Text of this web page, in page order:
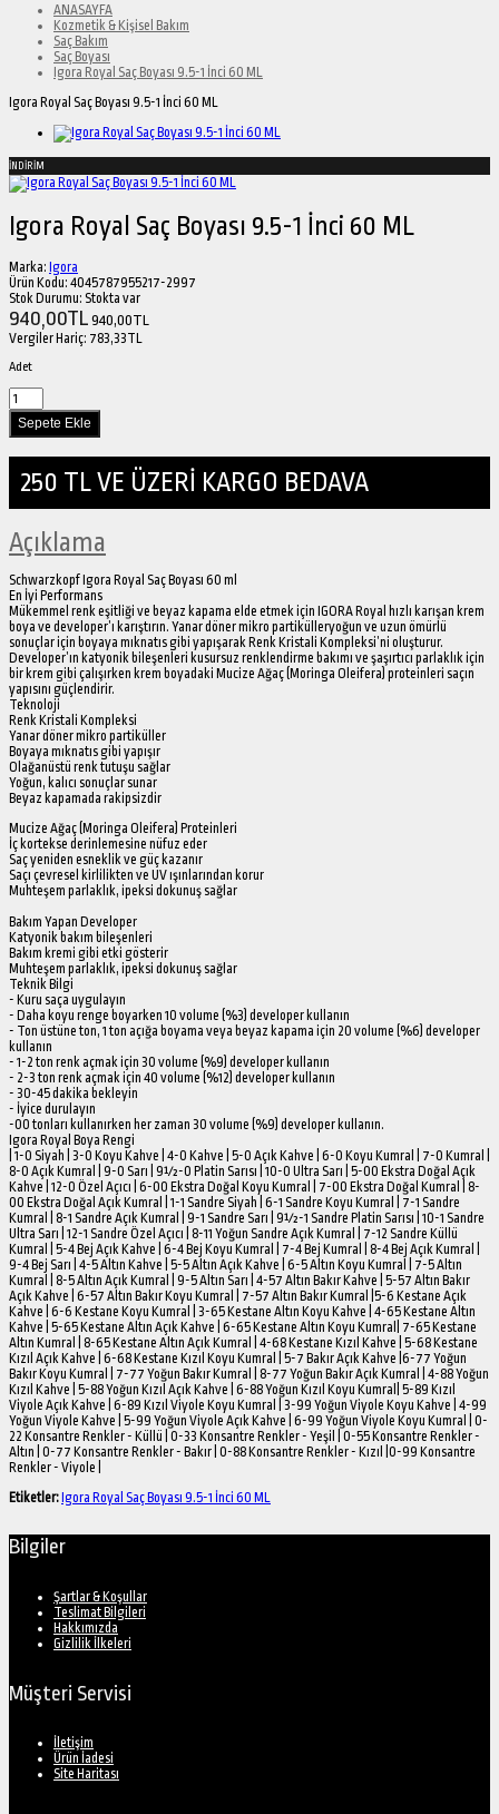
ANASAYFA
Kozmetik & Kişisel Bakım
Saç Bakım
Saç Boyası
Igora Royal Saç Boyası 9.5-1 İnci 60 ML
Igora Royal Saç Boyası 9.5-1 İnci 60 ML
İNDİRİM
Igora Royal Saç Boyası 9.5-1 İnci 60 ML
Marka: Igora
Ürün Kodu: 4045787955217-2997
Stok Durumu: Stokta var
940,00TL 940,00TL
Vergiler Hariç: 783,33TL
Adet
250 TL VE ÜZERİ KARGO BEDAVA
Açıklama
Schwarzkopf Igora Royal Saç Boyası 60 ml
En İyi Performans
Mükemmel renk eşitliği ve beyaz kapama elde etmek için IGORA Royal hızlı karışan krem
boya ve developer’ı karıştırın. Yanar döner mikro partikülleryoğun ve uzun ömürlü
sonuçlar için boyaya mıknatıs gibi yapışarak Renk Kristali Kompleksi’ni oluşturur.
Developer’ın katyonik bileşenleri kusursuz renklendirme bakımı ve şaşırtıcı parlaklık için
bir krem gibi çalışırken krem boyadaki Mucize Ağaç (Moringa Oleifera) proteinleri saçın
yapısını güçlendirir.
Teknoloji
Renk Kristali Kompleksi
Yanar döner mikro partiküller
Boyaya mıknatıs gibi yapışır
Olağanüstü renk tutuşu sağlar
Yoğun, kalıcı sonuçlar sunar
Beyaz kapamada rakipsizdir
Mucize Ağaç (Moringa Oleifera) Proteinleri
İç kortekse derinlemesine nüfuz eder
Saç yeniden esneklik ve güç kazanır
Saçı çevresel kirlilikten ve UV ışınlarından korur
Muhteşem parlaklık, ipeksi dokunuş sağlar
Bakım Yapan Developer
Katyonik bakım bileşenleri
Bakım kremi gibi etki gösterir
Muhteşem parlaklık, ipeksi dokunuş sağlar
Teknik Bilgi
- Kuru saça uygulayın
- Daha koyu renge boyarken 10 volume (%3) developer kullanın
- Ton üstüne ton, 1 ton açığa boyama veya beyaz kapama için 20 volume (%6) developer
kullanın
- 1-2 ton renk açmak için 30 volume (%9) developer kullanın
- 2-3 ton renk açmak için 40 volume (%12) developer kullanın
- 30-45 dakika bekleyin
- İyice durulayın
-00 tonları kullanırken her zaman 30 volume (%9) developer kullanın.
Igora Royal Boya Rengi
| 1-0 Siyah | 3-0 Koyu Kahve | 4-0 Kahve | 5-0 Açık Kahve | 6-0 Koyu Kumral | 7-0 Kumral |
8-0 Açık Kumral | 9-0 Sarı | 9½-0 Platin Sarısı | 10-0 Ultra Sarı | 5-00 Ekstra Doğal Açık
Kahve | 12-0 Özel Açıcı | 6-00 Ekstra Doğal Koyu Kumral | 7-00 Ekstra Doğal Kumral | 8-
00 Ekstra Doğal Açık Kumral | 1-1 Sandre Siyah | 6-1 Sandre Koyu Kumral | 7-1 Sandre
Kumral | 8-1 Sandre Açık Kumral | 9-1 Sandre Sarı | 9½-1 Sandre Platin Sarısı | 10-1 Sandre
Ultra Sarı | 12-1 Sandre Özel Açıcı | 8-11 Yoğun Sandre Açık Kumral | 7-12 Sandre Küllü
Kumral | 5-4 Bej Açık Kahve | 6-4 Bej Koyu Kumral | 7-4 Bej Kumral | 8-4 Bej Açık Kumral |
9-4 Bej Sarı | 4-5 Altın Kahve | 5-5 Altın Açık Kahve | 6-5 Altın Koyu Kumral | 7-5 Altın
Kumral | 8-5 Altın Açık Kumral | 9-5 Altın Sarı | 4-57 Altın Bakır Kahve | 5-57 Altın Bakır
Açık Kahve | 6-57 Altın Bakır Koyu Kumral | 7-57 Altın Bakır Kumral |5-6 Kestane Açık
Kahve | 6-6 Kestane Koyu Kumral | 3-65 Kestane Altın Koyu Kahve | 4-65 Kestane Altın
Kahve | 5-65 Kestane Altın Açık Kahve | 6-65 Kestane Altın Koyu Kumral| 7-65 Kestane
Altın Kumral | 8-65 Kestane Altın Açık Kumral | 4-68 Kestane Kızıl Kahve | 5-68 Kestane
Kızıl Açık Kahve | 6-68 Kestane Kızıl Koyu Kumral | 5-7 Bakır Açık Kahve |6-77 Yoğun
Bakır Koyu Kumral | 7-77 Yoğun Bakır Kumral | 8-77 Yoğun Bakır Açık Kumral | 4-88 Yoğun
Kızıl Kahve | 5-88 Yoğun Kızıl Açık Kahve | 6-88 Yoğun Kızıl Koyu Kumral| 5-89 Kızıl
Viyole Açık Kahve | 6-89 Kızıl Viyole Koyu Kumral | 3-99 Yoğun Viyole Koyu Kahve | 4-99
Yoğun Viyole Kahve | 5-99 Yoğun Viyole Açık Kahve | 6-99 Yoğun Viyole Koyu Kumral | 0-
22 Konsantre Renkler - Küllü | 0-33 Konsantre Renkler - Yeşil | 0-55 Konsantre Renkler -
Altın | 0-77 Konsantre Renkler - Bakır | 0-88 Konsantre Renkler - Kızıl |0-99 Konsantre
Renkler - Viyole |
Etiketler:Igora Royal Saç Boyası 9.5-1 İnci 60 ML
Bilgiler
Şartlar & Koşullar
Teslimat Bilgileri
Hakkımızda
Gizlilik İlkeleri
Müşteri Servisi
İletişim
Ürün İadesi
Site Haritası